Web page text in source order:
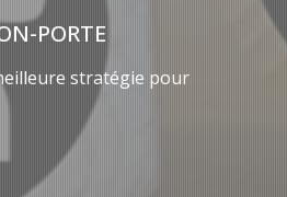
PORTE
stratégie pour